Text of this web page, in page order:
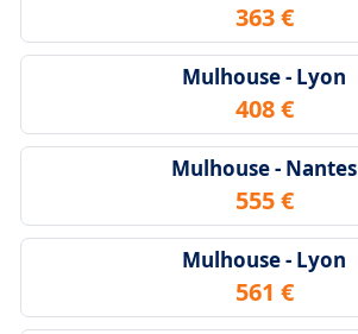
363 €
Mulhouse - Lyon
408 €
Mulhouse - Nantes
555 €
Mulhouse - Lyon
561 €